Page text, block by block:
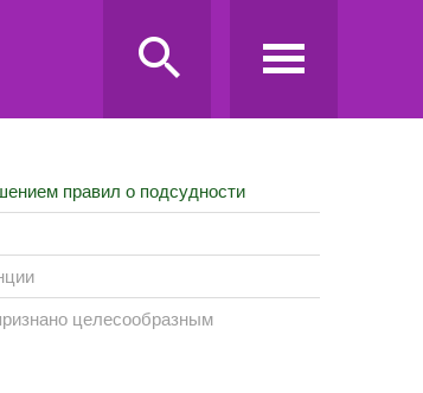
правил о подсудности
целесообразным